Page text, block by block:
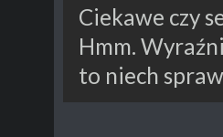
Ciekawe czy
Hmm.
to niech